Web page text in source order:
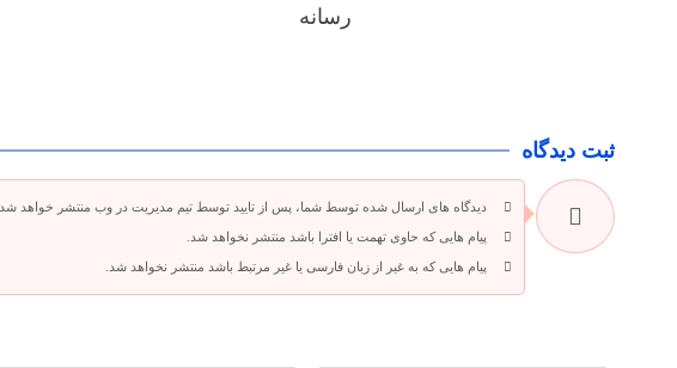
رسانه
ثبت دیدگاه
دیدگاه های ارسال شده توسط شما، پس از تایید توسط تیم مدیریت در وب منتشر خواهد شد.
پیام هایی که حاوی تهمت یا افترا باشد منتشر نخواهد شد.
پیام هایی که به غیر از زبان فارسی یا غیر مرتبط باشد منتشر نخواهد شد.